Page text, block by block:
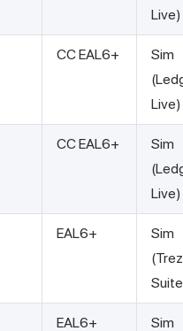
Live)
CC EAL6+
Sim
Live)
CC EAL6+
Sim
Live)
EAL6+
Sim
EAL6+
Sim